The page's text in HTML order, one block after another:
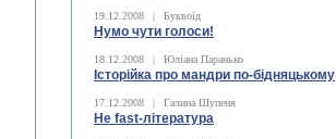
19.12.2008 | Буквоїд
Нумо чути голоси!
18.12.2008 | Юліана Паранько
Історійка про мандри по-бідняцькому
17.12.2008 | Галина Шупеня
Не fast-література